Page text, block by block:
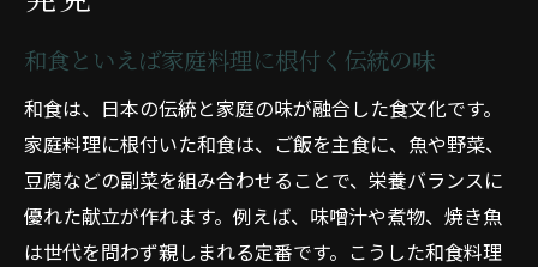
和食といえば家庭料理に根付く伝統の味
和食は、日本の伝統と家庭の味が融合した食文化です。
家庭料理に根付いた和食は、ご飯を主食に、魚や野菜、
豆腐などの副菜を組み合わせることで、栄養バランスに
優れた献立が作れます。例えば、味噌汁や煮物、焼き魚
は世代を問わず親しまれる定番です。こうした和食料理